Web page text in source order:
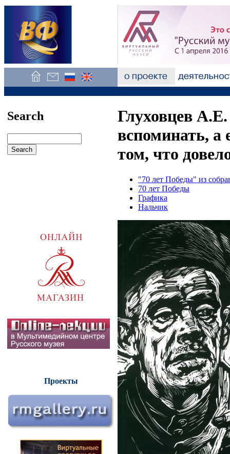
Search
Проекты
Глуховцев
вспоминать, а
том, что
"70 лет Победы" из
70 лет Победы
Графика
Нальчик